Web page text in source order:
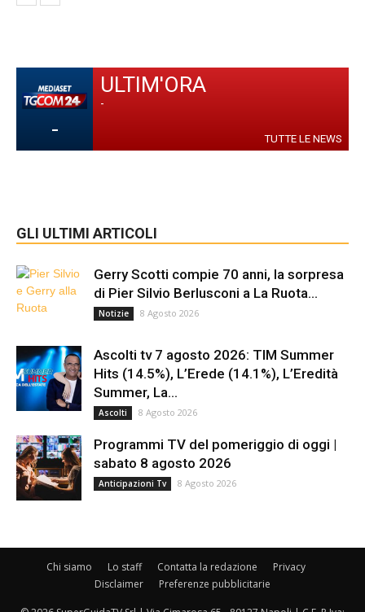
-
ULTIM'ORA
-
TUTTE LE NEWS
GLI ULTIMI ARTICOLI
Gerry Scotti compie 70 anni, la sorpresa
di Pier Silvio Berlusconi a La Ruota...
Notizie 8 Agosto 2026
Ascolti tv 7 agosto 2026: TIM Summer
Hits (14.5%), L’Erede (14.1%), L’Eredità
Summer, La...
Ascolti 8 Agosto 2026
Programmi TV del pomeriggio di oggi |
sabato 8 agosto 2026
Anticipazioni Tv 8 Agosto 2026
Chi siamo Lo staff Contatta la redazione
Privacy
Disclaimer
Preferenze pubblicitarie